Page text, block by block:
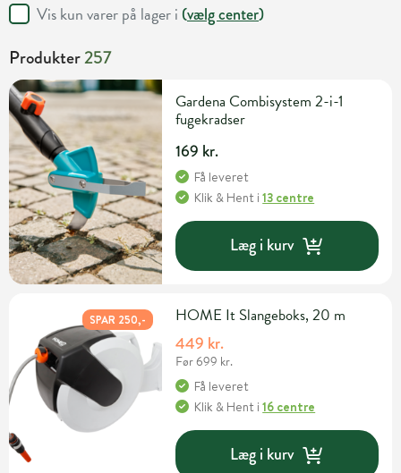
Vis kun varer på lager i (vælg center)
Produkter257
Gardena Combisystem 2-i-1
fugekradser
169 kr.
Få leveret
Klik & Hent i13 centre
Læg i kurv
SPAR 250,- HOME It Slangeboks, 20 m
449 kr.
Før 699 kr.
Få leveret
Klik & Hent i16 centre
Læg i kurv